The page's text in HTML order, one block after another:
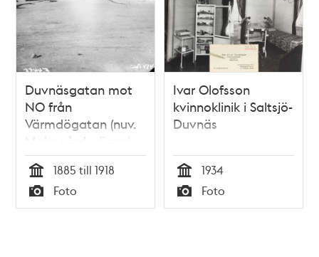
Duvnäsgatan mot
NO från
Värmdögatan (nuv.
Malmgårdsvägen).
Duvnäsgatan bytte
namn 1926 och blev
Ljusterögatan.
Nuvarande kv.
Tid
1885 till 1918
Typ
Foto
Ivar Olofsson
kvinnoklinik i Saltsjö-
Duvnäs
Tid
1934
Typ
Foto